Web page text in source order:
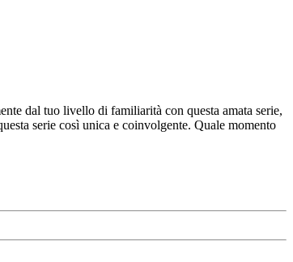
dal tuo livello di familiarità con questa amata serie,
serie così unica e coinvolgente. Quale momento